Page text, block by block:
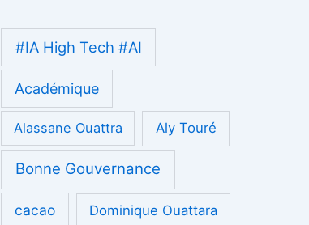
#IA High Tech #AI
Académique
Alassane Ouattra Aly Touré
Bonne Gouvernance
cacao Dominique Ouattara